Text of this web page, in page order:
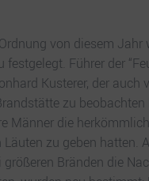
von diesem Jahr
festgelegt. Führer der
Kusterer, der auch
zu beobachten
Männer die
Läuten zu geben hatten.
größeren Bränden die